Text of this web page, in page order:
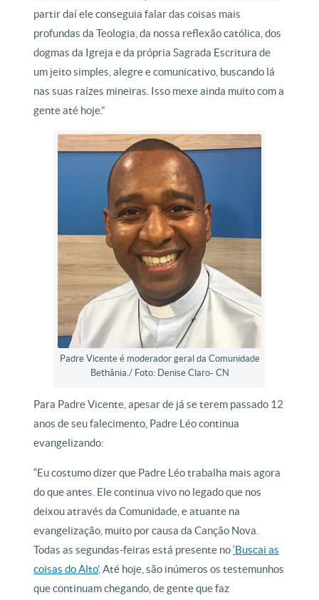
partir daí ele conseguia falar das coisas mais
profundas da Teologia, da nossa reflexão católica, dos
dogmas da Igreja e da própria Sagrada Escritura de
um jeito simples, alegre e comunicativo, buscando lá
nas suas raízes mineiras. Isso mexe ainda muito com a
gente até hoje.”
Padre Vicente é moderador geral da Comunidade
Bethânia./ Foto: Denise Claro- CN
Para Padre Vicente, apesar de já se terem passado 12
anos de seu falecimento, Padre Léo continua
evangelizando:
“Eu costumo dizer que Padre Léo trabalha mais agora
do que antes. Ele continua vivo no legado que nos
deixou através da Comunidade, e atuante na
evangelização, muito por causa da Canção Nova.
Todas as segundas-feiras está presente no‘Buscai as
coisas do Alto’. Até hoje, são inúmeros os testemunhos
que continuam chegando, de gente que faz